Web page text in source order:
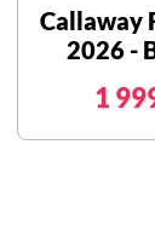
Callaway
2026 -
1